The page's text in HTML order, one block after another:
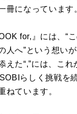
冊になっています
for,』には、“
人へ”という想い
えた“,”には、こ
らしく挑戦を
ねています。